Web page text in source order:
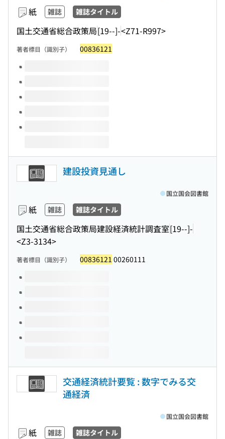
紙 雑誌 雑誌タイトル
国土交通省総合政策局[19--]-<Z71-R997>
著者標目（識別子） 00836121
このタイトルの巻号
建設投資見通し
紙 雑誌 雑誌タイトル
国土交通省総合政策局建設経済統計調査室[19--]-
<Z3-3134>
国立国会図書館
著者標目（識別子） 00836121 00260111
このタイトルの巻号
交通経済統計要覧 : 数字でみる交
通経済
紙 雑誌 雑誌タイトル
国立国会図書館